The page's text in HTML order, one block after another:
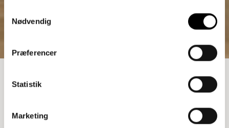
Nødvendig
Præferencer
Statistik
Marketing
REOL